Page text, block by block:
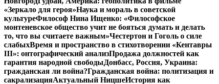
«Зеркало для героя»Наука и мораль в советской
культуреФилософ Нина Ищенко: «Философское
монтеневское общество учит не бояться думать и делать
то, что вы считаете важным»Честертон и Гоголь о силе
слабыхВремя и пространство в стихотворении «Кентавры
III»: онтографический анализПродажа должностей как
гарантия народной свободыДонбасс, Россия, Украина:
гражданская ли война?Гражданская война: политизация и
сакрализацияАктуальный НицшеИстория как